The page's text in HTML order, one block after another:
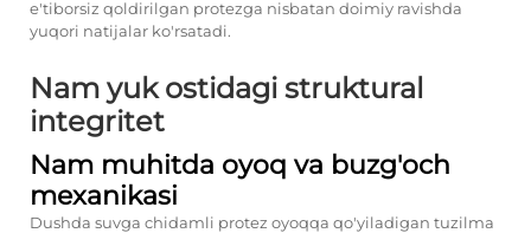
e'tiborsiz qoldirilgan protezga nisbatan doimiy ravishda
yuqori natijalar ko'rsatadi.
Nam yuk ostidagi struktural
integritet
Nam muhitda oyoq va buzg'och
mexanikasi
Dushda suvga chidamli protez oyoqqa qo'yiladigan tuzilma